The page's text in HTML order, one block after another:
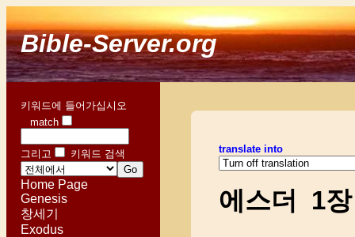
Bible-Server.org
키워드에 들어가십시오
match
그리고 키워드 검색
Home Page
Genesis
창세기
Exodus
translate into
에스더 1장